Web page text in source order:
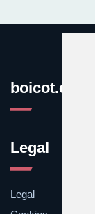
boicot.es
Legal
Legal